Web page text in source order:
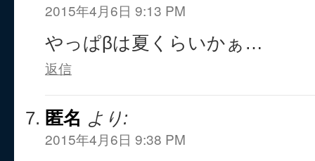
2015年4月6日 9:13 PM
やっぱβは夏くらいかぁ…
返信
匿名 より:
2015年4月6日 9:38 PM